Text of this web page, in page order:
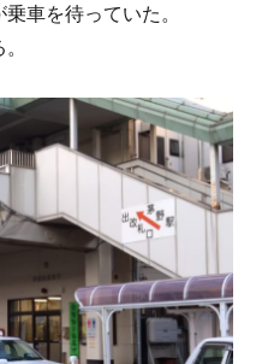
車を待っていた。